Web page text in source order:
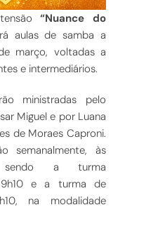
“Nuance do
aulas de samba a
março, voltadas a
e intermediários.
ministradas pelo
Miguel e por Luana
de Moraes Caproni.
semanalmente, às
sendo a turma
e a turma de
na modalidade